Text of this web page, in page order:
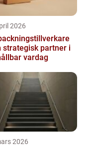
2026
strategisk partner i
vardag
2026